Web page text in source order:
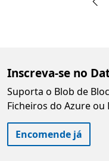
Inscreva-se no
Suporta o Blob de
Ficheiros do Azure ou
Encomende já